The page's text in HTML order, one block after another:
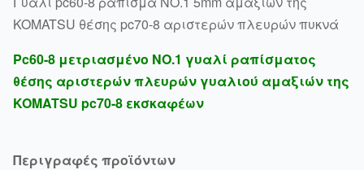
KOMATSU θέσης pc70-8 αριστερών πλευρών πυκνά
Pc60-8 μετριασμένο NO.1 γυαλί ραπίσματος
θέσης αριστερών πλευρών γυαλιού αμαξιών της
KOMATSU pc70-8 εκσκαφέων
Περιγραφές προϊόντων